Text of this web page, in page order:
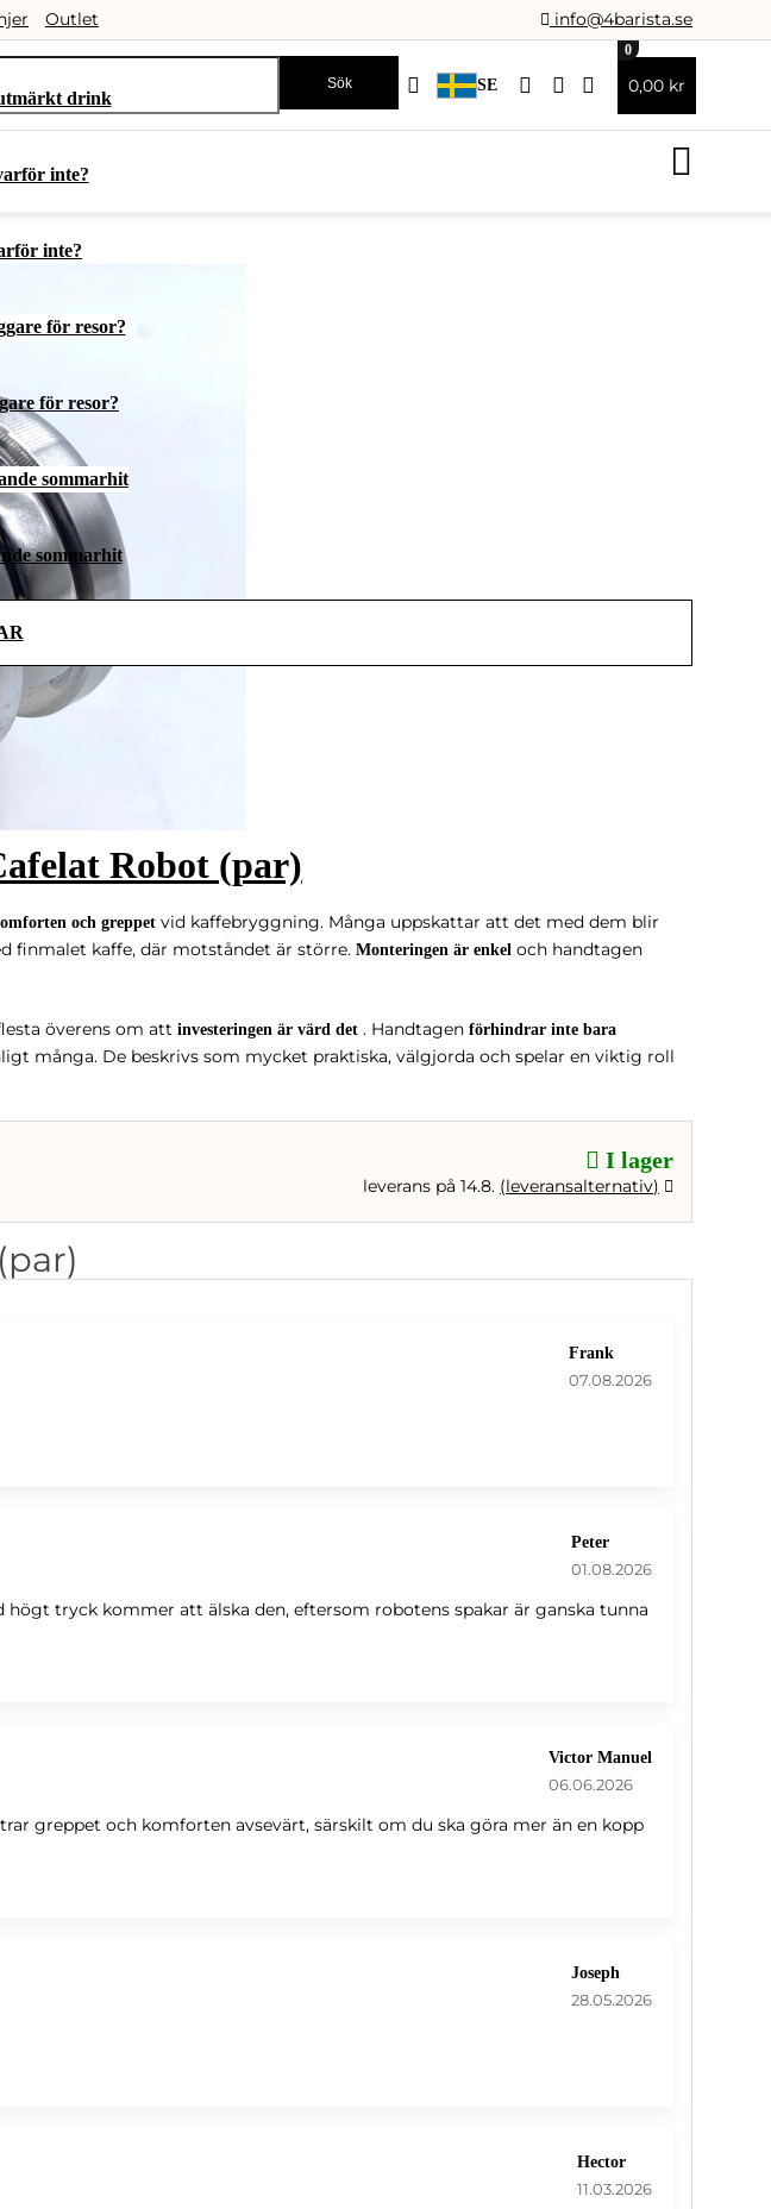
Outlet info@4barista.se
Sök SE
0
0,00 kr
drink
inte?
för resor?
sommarhit
Robot (par)
och greppet vid kaffebryggning. Många uppskattar att det med dem blir
finmalet kaffe, där motståndet är större. Monteringen är enkel och handtagen
överens om att investeringen är värd det . Handtagen förhindrar inte bara
många. De beskrivs som mycket praktiska, välgjorda och spelar en viktig roll
I lager
leverans på 14.8. (leveransalternativ)
Frank
07.08.2026
Peter
01.08.2026
tryck kommer att älska den, eftersom robotens spakar är ganska tunna
Victor Manuel
06.06.2026
greppet och komforten avsevärt, särskilt om du ska göra mer än en kopp
Joseph
28.05.2026
Hector
11.03.2026